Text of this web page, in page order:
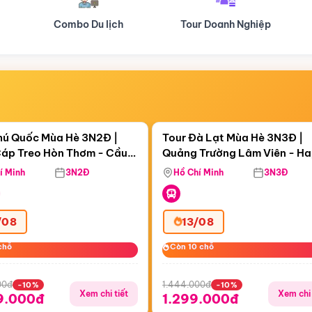
Tour Doanh Nghiệp Du lịch Hành Hương
20:56:05
Treo Hòn Thơm
Quốc Mùa Hè 3N2Đ |
Treo Hòn Thơm - Cầu
Viên Nước Aquatopia
Minh 3N2Đ
-10%
Xem chi tiết
Còn05 ngày 20:56:05
Tour Đà Lạt Mùa Hè 3N3Đ |
Quảng Trường Lâm Viên -
Hill - Puppy Farm
Hồ Chí Minh 3N3Đ
13/08
Còn 10 chỗ
Còn 10 chỗ
1.444.000đ -10%
1.299.000đ Xem